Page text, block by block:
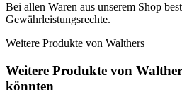
Bei allen Waren aus unserem Shop
Gewährleistungsrechte.
Weitere Produkte von Walthers
Weitere Produkte von
könnten